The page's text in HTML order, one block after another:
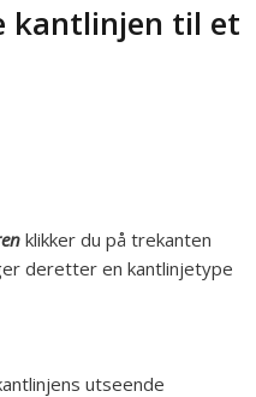
kantlinjen til et
klikker du på trekanten
deretter en kantlinjetype
utseende